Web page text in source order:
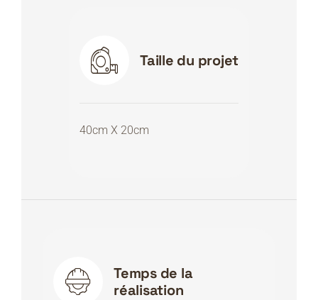
Taille du projet
40cm X 20cm
Temps de la
réalisation